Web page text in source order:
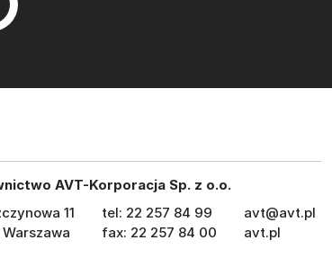
AVT-Korporacja Sp. z o.o.
11
tel: 22 257 84 99
fax: 22 257 84 00
avt@avt.pl
avt.pl